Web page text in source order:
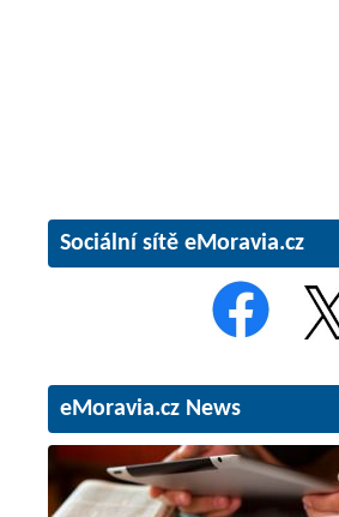
Sociální sítě eMoravia.cz
eMoravia.cz News